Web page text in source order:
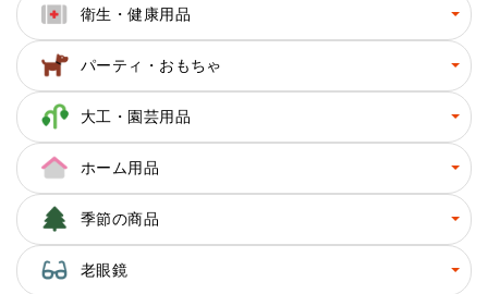
衛生・健康用品
パーティ・おもちゃ
大工・園芸用品
ホーム用品
季節の商品
老眼鏡